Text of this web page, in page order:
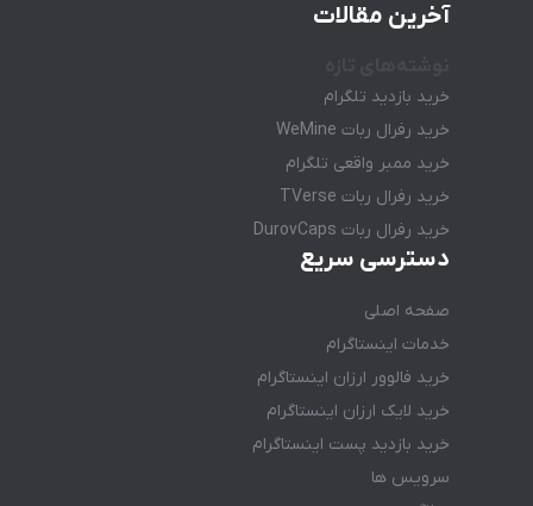
آخرین مقالات
خرید بازدید تلگرام
خرید رفرال ربات WeMine
خرید ممبر واقعی تلگرام
خرید رفرال ربات TVerse
خرید رفرال ربات DurovCaps
دسترسی سریع
صفحه اصلی
خدمات اینستاگرام
خرید فالوور ارزان اینستاگرام
خرید لایک ارزان اینستاگرام
خرید بازدید پست اینستاگرام
سرویس ها